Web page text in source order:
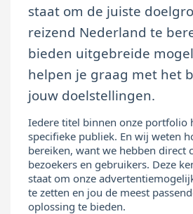
staat om de juiste
reizend Nederland te
bieden uitgebreide
helpen je graag met het
jouw doelstellingen.
Iedere titel binnen onze portfolio
specifieke publiek. En wij weten
bereiken, want we hebben direct
bezoekers en gebruikers. Deze
staat om onze
te zetten en jou de meest
oplossing te bieden.